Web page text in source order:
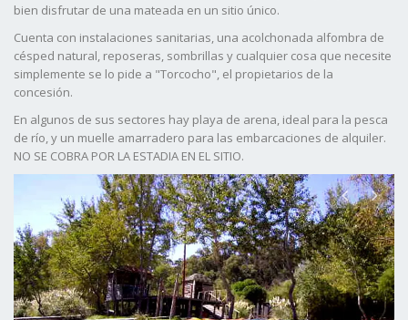
bien disfrutar de una mateada en un sitio único.
Cuenta con instalaciones sanitarias, una acolchonada alfombra de
césped natural, reposeras, sombrillas y cualquier cosa que necesite
simplemente se lo pide a "Torcocho", el propietarios de la
concesión.
En algunos de sus sectores hay playa de arena, ideal para la pesca
de río, y un muelle amarradero para las embarcaciones de alquiler.
NO SE COBRA POR LA ESTADIA EN EL SITIO.